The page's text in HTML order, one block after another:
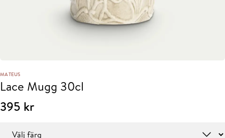
MATEUS
Lace Mugg 30cl
395 kr